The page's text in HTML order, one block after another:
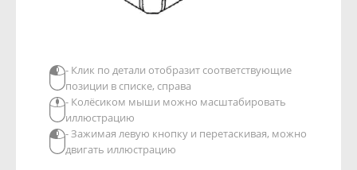
- Клик по детали отобразит соответствующие
позиции в списке, справа
- Колёсиком мыши можно масштабировать
иллюстрацию
- Зажимая левую кнопку и перетаскивая, можно
двигать иллюстрацию